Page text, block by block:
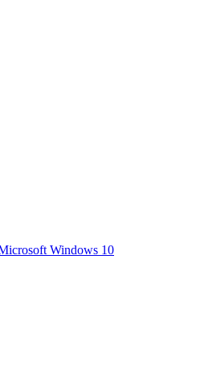
Windows 10